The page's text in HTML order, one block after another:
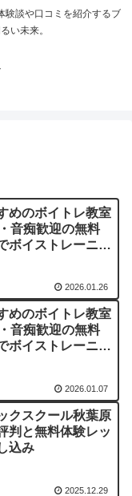
験談や口コミを紹介するブ
い未来。
めのボイトレ教室
音痴歓迎の無料
ボイストレーニン
2026.01.26
めのボイトレ教室
音痴歓迎の無料
ボイストレーニン
2026.01.07
クスクール秋葉原
判と無料体験レッ
込み
2025.12.29